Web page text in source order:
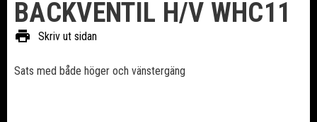
BACKVENTIL H/V WHC11
print Skriv ut sidan
Sats med både höger och vänstergäng